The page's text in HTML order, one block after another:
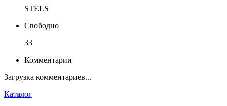
STELS
Свободно
33
Комментарии
Загрузка комментариев...
Каталог